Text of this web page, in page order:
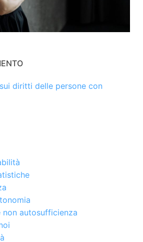
diritti delle persone con
autosufficienza